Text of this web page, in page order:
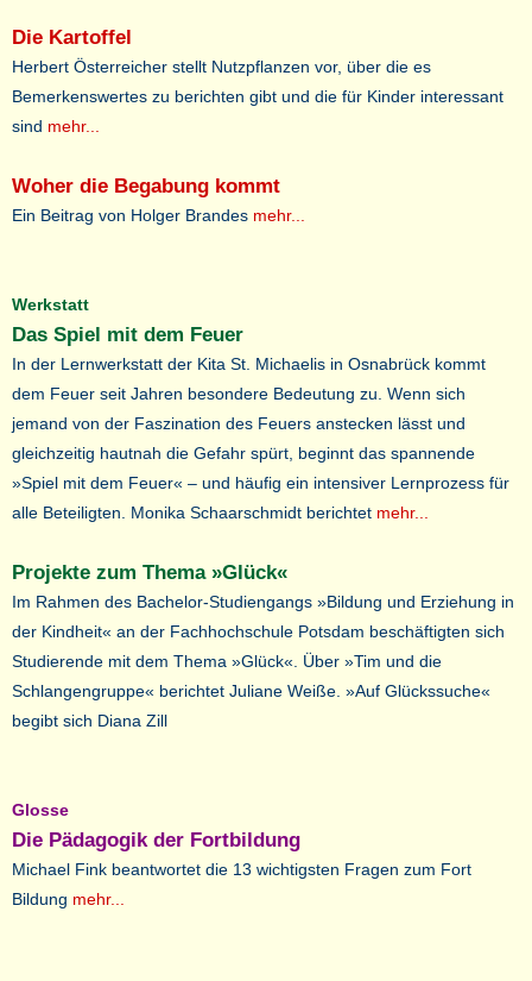
Die Kartoffel
Herbert Österreicher stellt Nutzpflanzen vor, über die es
Bemerkenswertes zu berichten gibt und die für Kinder interessant
sind mehr...
Woher die Begabung kommt
Ein Beitrag von Holger Brandes mehr...
Werkstatt
Das Spiel mit dem Feuer
In der Lernwerkstatt der Kita St. Michaelis in Osnabrück kommt
dem Feuer seit Jahren besondere Bedeutung zu. Wenn sich
jemand von der Faszination des Feuers anstecken lässt und
gleichzeitig hautnah die Gefahr spürt, beginnt das spannende
»Spiel mit dem Feuer« – und häufig ein intensiver Lernprozess für
alle Beteiligten. Monika Schaarschmidt berichtet mehr...
Projekte zum Thema »Glück«
Im Rahmen des Bachelor-Studiengangs »Bildung und Erziehung in
der Kindheit« an der Fachhochschule Potsdam beschäftigten sich
Studierende mit dem Thema »Glück«. Über »Tim und die
Schlangengruppe« berichtet Juliane Weiße. »Auf Glückssuche«
begibt sich Diana Zill
Glosse
Die Pädagogik der Fortbildung
Michael Fink beantwortet die 13 wichtigsten Fragen zum Fort
Bildung mehr...